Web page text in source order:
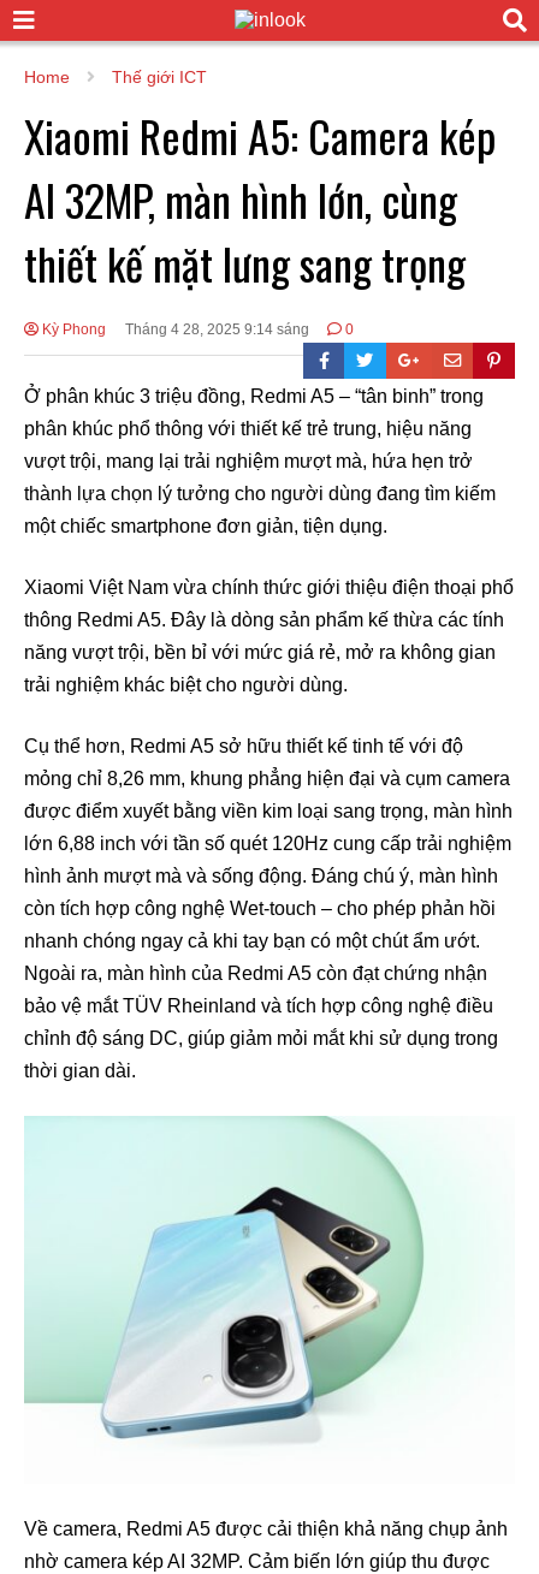
Home Thế giới ICT
Xiaomi Redmi A5: Camera kép
AI 32MP, màn hình lớn, cùng
thiết kế mặt lưng sang trọng
Kỳ Phong Tháng 4 28, 2025 9:14 sáng 0
Ở phân khúc 3 triệu đồng, Redmi A5 – “tân binh” trong
phân khúc phổ thông với thiết kế trẻ trung, hiệu năng
vượt trội, mang lại trải nghiệm mượt mà, hứa hẹn trở
thành lựa chọn lý tưởng cho người dùng đang tìm kiếm
một chiếc smartphone đơn giản, tiện dụng.
Xiaomi Việt Nam vừa chính thức giới thiệu điện thoại phổ
thông Redmi A5. Đây là dòng sản phẩm kế thừa các tính
năng vượt trội, bền bỉ với mức giá rẻ, mở ra không gian
trải nghiệm khác biệt cho người dùng.
Cụ thể hơn, Redmi A5 sở hữu thiết kế tinh tế với độ
mỏng chỉ 8,26 mm, khung phẳng hiện đại và cụm camera
được điểm xuyết bằng viền kim loại sang trọng, màn hình
lớn 6,88 inch với tần số quét 120Hz cung cấp trải nghiệm
hình ảnh mượt mà và sống động. Đáng chú ý, màn hình
còn tích hợp công nghệ Wet-touch – cho phép phản hồi
nhanh chóng ngay cả khi tay bạn có một chút ẩm ướt.
Ngoài ra, màn hình của Redmi A5 còn đạt chứng nhận
bảo vệ mắt TÜV Rheinland và tích hợp công nghệ điều
chỉnh độ sáng DC, giúp giảm mỏi mắt khi sử dụng trong
thời gian dài.
Về camera, Redmi A5 được cải thiện khả năng chụp ảnh
nhờ camera kép AI 32MP. Cảm biến lớn giúp thu được